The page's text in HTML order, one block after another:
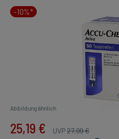
-10%*
Abbildung ähnlich
25,19 € UVP27,99 €